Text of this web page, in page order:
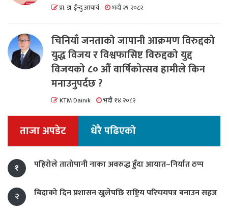
प्रा. डा. ईन्दु आचार्य भदौ २९ २०८२
चिनियाँ जनताको जापानी आक्रमण विरुद्दको
युद्ध विजय र विश्वफासिष्ट विरुद्दको युद्द
विजयको ८० औं वार्षिकोत्सव हामीले किन
मनाउनुपर्दछ ?
KTM Dainik भदौ १४ २०८२
ताजा अपडेट धेरै पढिएको
१ पहिरोले तातोपानी नाका अवरुद्ध हुँदा आयात–निर्यात ठप्प
२ बिदाको दिन प्रशासन खुलेपछि राष्ट्रिय परिचयपत्र बनाउन सहज